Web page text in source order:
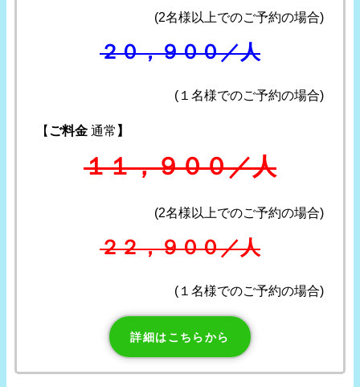
(2名様以上でのご予約の場合)
２０，９００／人
(１名様でのご予約の場合)
【 ご料金 通常 】
１１，９００／人
(2名様以上でのご予約の場合)
２２，９００／人
(１名様でのご予約の場合)
詳細はこちらから